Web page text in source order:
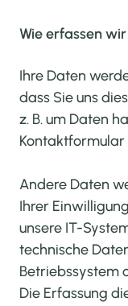
Wie erfassen
Ihre Daten
dass Sie uns
z. B. um Daten
Kontaktformular
Andere Daten
Ihrer
unsere IT-
technische
Betriebssystem
Die Erfassung